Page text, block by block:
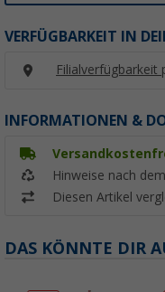
VERFÜGBARKEIT IN
Filialverfügbarkeit
INFORMATIONEN &
Hinweise nach
Diesen Artikel
DAS KÖNNTE DIR